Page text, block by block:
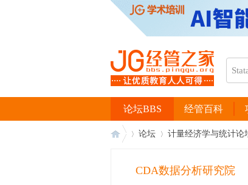
经管百科
论坛BBS
论坛 计量经济学与统计论
CDA数据分析研究院